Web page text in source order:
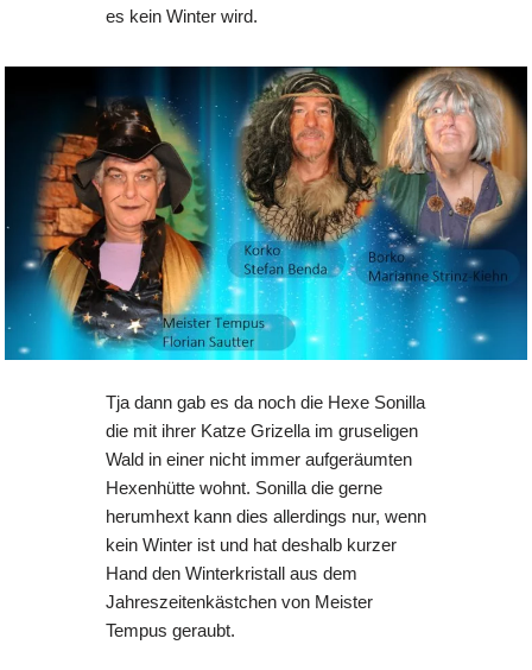
es kein Winter wird.
Tja dann gab es da noch die Hexe Sonilla
die mit ihrer Katze Grizella im gruseligen
Wald in einer nicht immer aufgeräumten
Hexenhütte wohnt. Sonilla die gerne
herumhext kann dies allerdings nur, wenn
kein Winter ist und hat deshalb kurzer
Hand den Winterkristall aus dem
Jahreszeitenkästchen von Meister
Tempus geraubt.